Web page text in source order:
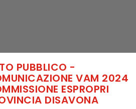
PUBBLICO -
VAM 2024
ESPROPRI
DISAVONA